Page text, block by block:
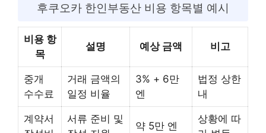
후쿠오카 한인부동산 비용 항목별 예시
비용 항
목
설명 예상 금액 비고
중개
수수료
거래 금액의
일정 비율
3% + 6만
엔
법정 상한
내
계약서
서류 준비 및
약 5만 엔
상황에 따